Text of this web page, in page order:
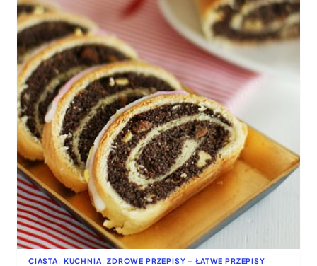
CIASTA KUCHNIA , ZDROWE PRZEPISY – ŁATWE PRZEPISY